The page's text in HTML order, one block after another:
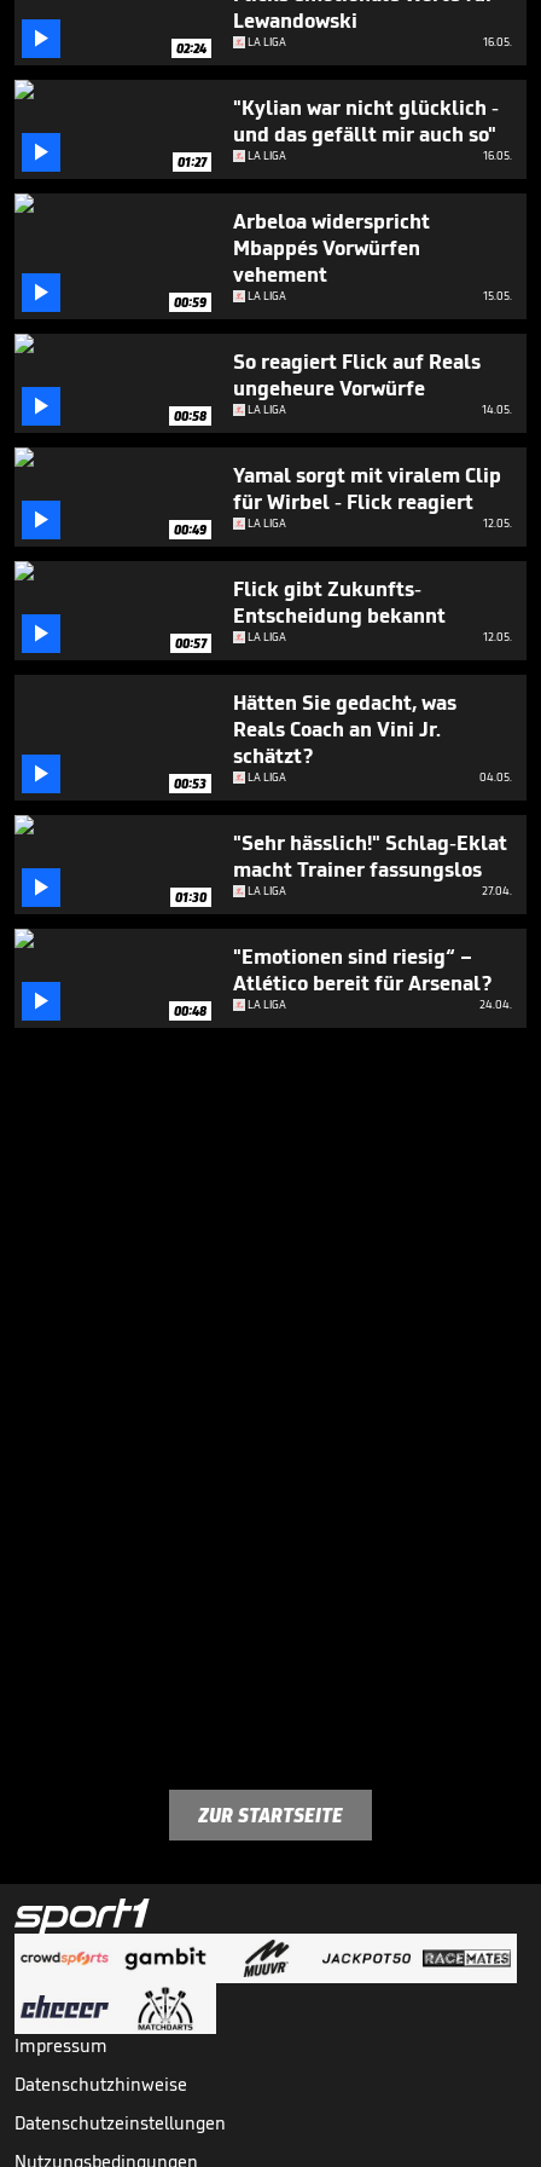
seconds
 02:24
Lewandowski
LA LIGA 16.05.
 01:27
"Kylian war nicht glücklich -
und das gefällt mir auch so"
LA LIGA 16.05.
 00:59
Arbeloa widerspricht
Mbappés Vorwürfen
vehement
LA LIGA 15.05.
 00:58
So reagiert Flick auf Reals
ungeheure Vorwürfe
LA LIGA 14.05.
 00:49
Yamal sorgt mit viralem Clip
für Wirbel - Flick reagiert
LA LIGA 12.05.
 00:57
Flick gibt Zukunfts-
Entscheidung bekannt
LA LIGA 12.05.
 00:53
Hätten Sie gedacht, was
Reals Coach an Vini Jr.
schätzt?
LA LIGA 04.05.
 01:30
"Sehr hässlich!" Schlag-Eklat
macht Trainer fassungslos
LA LIGA 27.04.
 00:48
"Emotionen sind riesig“ –
Atlético bereit für Arsenal?
LA LIGA 24.04.
ZUR STARTSEITE
Impressum
Datenschutzhinweise
Datenschutzeinstellungen
Nutzungsbedingungen